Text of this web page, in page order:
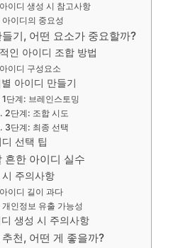
아이디 생성 시 참고사항
아이디의 중요성
기, 어떤 요소가 중요할까?
인 아이디 조합 방법
아이디 구성요소
아이디 만들기
1단계: 브레인스토밍
2단계: 조합 시도
3단계: 최종 선택
디 선택 팁
흔한 아이디 실수
시 주의사항
아이디 길이 과다
개인정보 유출 가능성
생성 시 주의사항
천, 어떤 게 좋을까?